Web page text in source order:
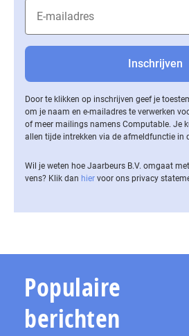
Door te klikken op inschrijven geef je
om je naam en e-mailadres te verwerken
of meer mailings namens Computable. Je
allen tijde intrekken via de af­meld­func­tie in
Wil je weten hoe Jaarbeurs B.V. omgaat
vens? Klik dan hier voor ons privacy
Populaire
berichten